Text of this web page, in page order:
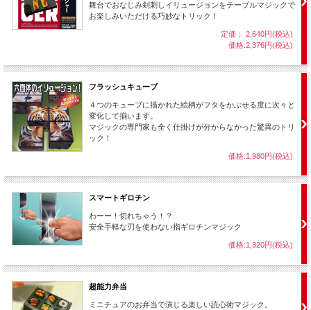
舞台でおなじみ剣刺しイリュージョンをテーブルマジックで
お楽しみいただける巧妙なトリック！
定価： 2,640円(税込)
価格:2,376円(税込)
フラッシュキューブ
４つのキューブに描かれた絵柄がフタをかぶせる度に次々と
変化して揃います。
マジックの専門家も全く仕掛けが分からなかった驚異のトリ
ック！
価格:1,980円(税込)
スマートギロチン
わーー！切れちゃう！？
安全手軽な刃を使わない指ギロチンマジック
価格:1,320円(税込)
超能力弁当
ミニチュアのお弁当で演じる楽しい読心術マジック。